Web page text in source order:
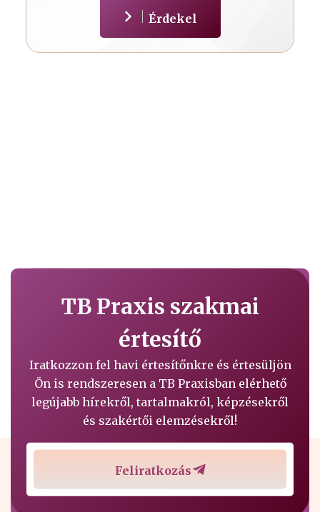
Érdekel
TB Praxis szakmai
értesítő
Iratkozzon fel havi értesítőnkre és értesüljön
Ön is rendszeresen a TB Praxisban elérhető
legújabb hírekről, tartalmakról, képzésekről
és szakértői elemzésekről!
Feliratkozás